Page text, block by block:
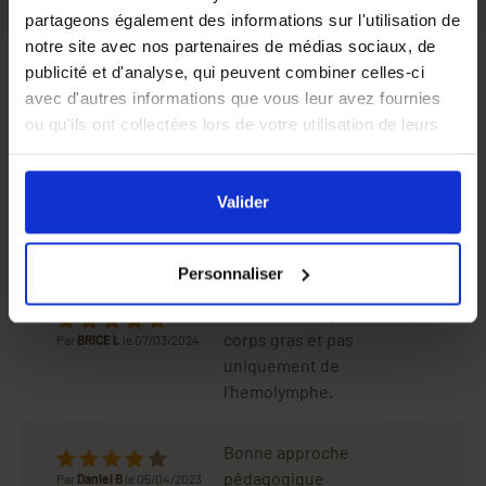
partageons également des informations sur l'utilisation de
notre site avec nos partenaires de médias sociaux, de
publicité et d'analyse, qui peuvent combiner celles-ci
avec d'autres informations que vous leur avez fournies
ou qu'ils ont collectées lors de votre utilisation de leurs
En cliquant sur le boutonValidervous acceptez
l'ensemble des cookies de notre site ainsi que ceux de
nos partenaires. Vous pouvez également choisir les
Valider
Personnaliser
Avis
bon support
Par BRICE L le 07/03/2024
remarque : les Varroas se
corps gras et pas
uniquement de
l’hemolymphe.
Par Daniel B le 05/04/2023
Bonne approche
pédagogique